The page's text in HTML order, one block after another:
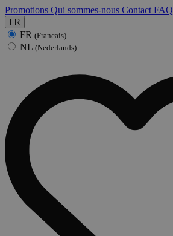
Promotions Qui sommes-nous Contact FAQ
FR
FR (Francais)
NL (Nederlands)